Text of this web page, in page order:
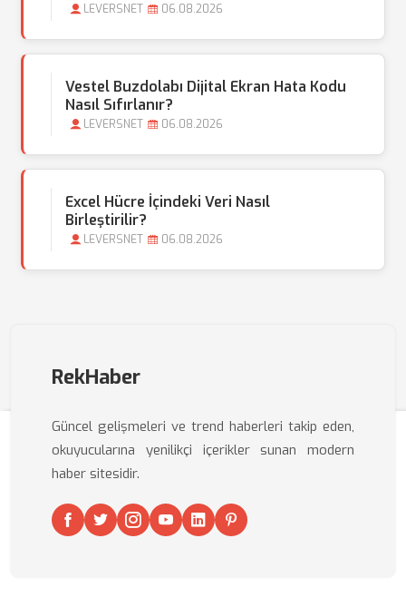
LEVERSNET 06.08.2026
Vestel Buzdolabı Dijital Ekran Hata Kodu
Nasıl Sıfırlanır?
LEVERSNET 06.08.2026
Excel Hücre İçindeki Veri Nasıl
Birleştirilir?
LEVERSNET 06.08.2026
RekHaber
Güncel gelişmeleri ve trend haberleri takip eden,
okuyucularına yenilikçi içerikler sunan modern
haber sitesidir.